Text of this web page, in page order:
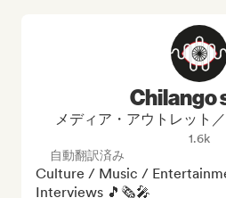
Chilango
メディア・アウトレット
1.6k
自動翻訳済み
Culture / Music /
Interviews 🎵🗞️🎤